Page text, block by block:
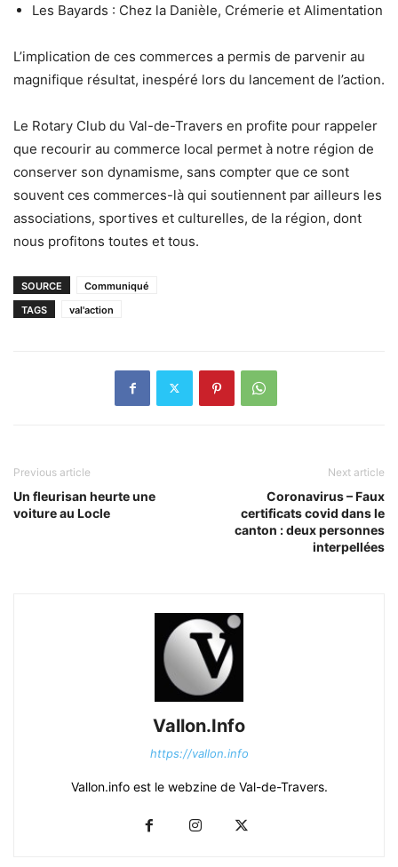
Les Bayards : Chez la Danièle, Crémerie et Alimentation
L’implication de ces commerces a permis de parvenir au
magnifique résultat, inespéré lors du lancement de l’action.
Le Rotary Club du Val-de-Travers en profite pour rappeler
que recourir au commerce local permet à notre région de
conserver son dynamisme, sans compter que ce sont
souvent ces commerces-là qui soutiennent par ailleurs les
associations, sportives et culturelles, de la région, dont
nous profitons toutes et tous.
SOURCE
Communiqué
TAGS
val'action
Previous article
Un fleurisan heurte une
voiture au Locle
Next article
Coronavirus – Faux
certificats covid dans le
canton : deux personnes
interpellées
Vallon.Info
https://vallon.info
Vallon.info est le webzine de Val-de-Travers.